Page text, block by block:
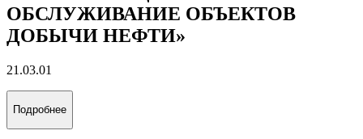
ОБСЛУЖИВАНИЕ ОБЪЕКТОВ
ДОБЫЧИ НЕФТИ»
21.03.01
Подробнее